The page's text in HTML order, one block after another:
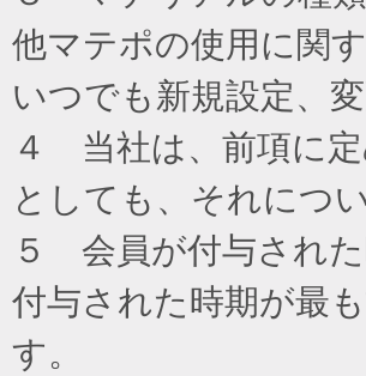
他マテポの使用に関
いつでも新規設定、
４ 当社は、前項に
としても、それにつ
５ 会員が付与され
付与された時期が最
す。